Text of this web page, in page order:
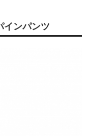
インパンツ